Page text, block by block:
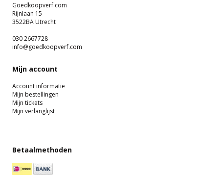
Goedkoopverf.com
Rijnlaan 15
3522BA Utrecht
030 2667728
info@goedkoopverf.com
Mijn account
Account informatie
Mijn bestellingen
Mijn tickets
Mijn verlanglijst
Betaalmethoden